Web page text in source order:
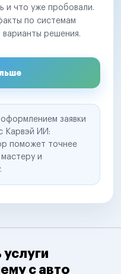
и что уже пробовали.
по системам
решения.
заявки
Карвэй ИИ:
поможет точнее
и
с авто